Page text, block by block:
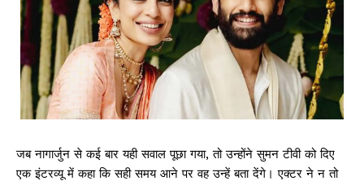
जब नागार्जुन से कई बार यही सवाल पूछा गया, तो उन्होंने सुमन टीवी को दिए
एक इंटरव्यू में कहा कि सही समय आने पर वह उन्हें बता देंगे। एक्टर ने न तो